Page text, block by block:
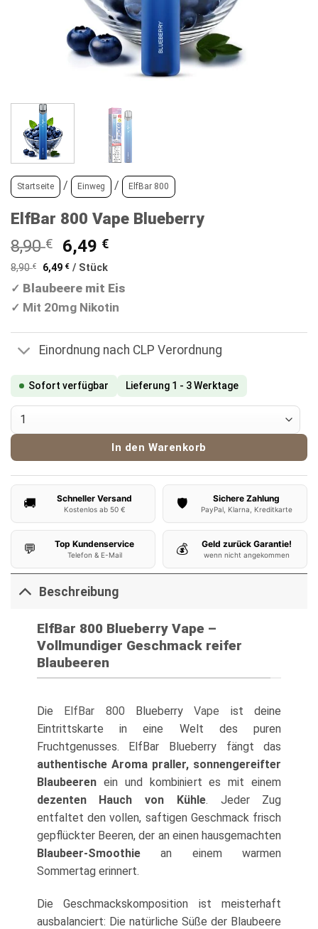
Startseite / Einweg / ElfBar 800
ElfBar 800 Vape Blueberry
8,90€
Ursprünglicher
Preis
8,90 €
6,49 €Aktueller
ist:
6,49 €.
8,90€ 6,49€ / Stück
✓ Blaubeere mit Eis
✓ Mit 20mg Nikotin
Einordnung nach CLP Verordnung
Sofort verfügbar Lieferung 1 - 3 Werktage
ElfBar 800 Vape Blueberry Menge
In den Warenkorb
🚚 Schneller Versand
Kostenlos ab 50 € 🛡️ Sichere Zahlung
PayPal, Klarna, Kreditkarte
💬 Top Kundenservice
Telefon & E-Mail 💰 Geld zurück Garantie!
wenn nicht angekommen
Beschreibung
ElfBar 800 Blueberry Vape –
Vollmundiger Geschmack reifer
Blaubeeren
Die ElfBar 800 BlueberryVape ist deine
Eintrittskarte in eine Welt des puren
Fruchtgenusses. ElfBar Blueberry fängt das
authentische Aroma praller, sonnengereifter
Blaubeerenein und kombiniert es mit einem
dezenten Hauch von Kühle. Jeder Zug
entfaltet den vollen, saftigen Geschmack frisch
gepflückter Beeren, der an einen hausgemachten
Blaubeer-Smoothiean einem warmen
Sommertag erinnert.
Die Geschmackskomposition ist meisterhaft
ausbalanciert: Die natürliche Süße der Blaubeere